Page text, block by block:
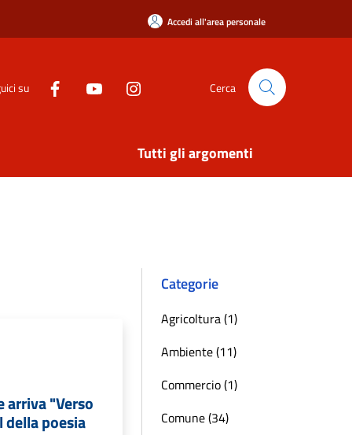
Accedi all'area personale
su Cerca
Tutti gli argomenti
arriva "Verso
poesia
Categorie
Agricoltura (1)
Ambiente (11)
Commercio (1)
Comune (34)